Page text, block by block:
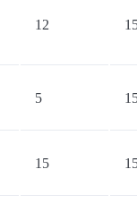
12
5
15